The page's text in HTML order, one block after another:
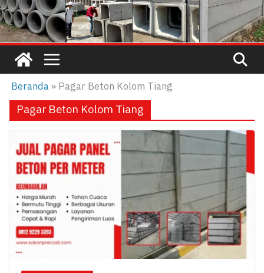
Beranda» Pagar Beton Kolom Tiang
Pagar Beton Kolom Tiang